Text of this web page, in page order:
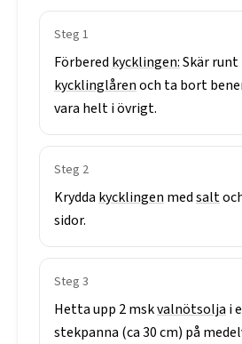
Steg 1
Förbered kycklingen:Skärrunt
kycklinglårenoch ta bort
vara heltiövrigt.
Steg 2
Krydda kycklingen medsalt
sidor.
Steg 3
Hettaupp 2mskvalnötsolja i
stekpanna (ca30cm) på